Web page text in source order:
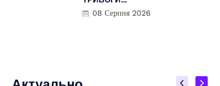
08 Серпня 2026